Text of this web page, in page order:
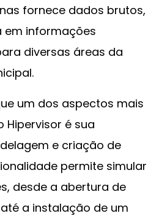
fornece dados brutos,
informações
diversas áreas da
um dos aspectos mais
Hipervisor é sua
e criação de
permite simular
desde a abertura de
a instalação de um